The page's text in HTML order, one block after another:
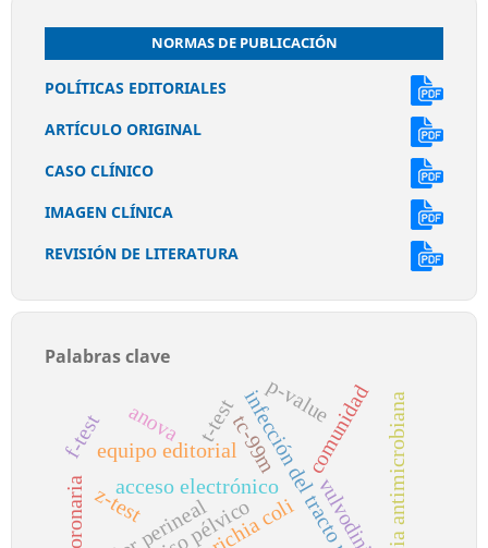
NORMAS DE PUBLICACIÓN
POLÍTICAS EDITORIALES
ARTÍCULO ORIGINAL
CASO CLÍNICO
IMAGEN CLÍNICA
REVISIÓN DE LITERATURA
Palabras clave
equipo editorial
acceso electrónicoinfección del tracto urinario
comunidad
vulvodinia
piso pélvico
p-value
z-test
t-test
anova
f-test tc-99m